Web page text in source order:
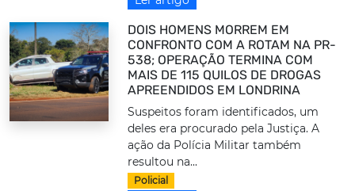
DOIS HOMENS MORREM EM
CONFRONTO COM A ROTAM NA PR-
538; OPERAÇÃO TERMINA COM
MAIS DE 115 QUILOS DE DROGAS
APREENDIDOS EM LONDRINA
Suspeitos foram identificados, um
deles era procurado pela Justiça. A
ação da Polícia Militar também
resultou na...
Policial